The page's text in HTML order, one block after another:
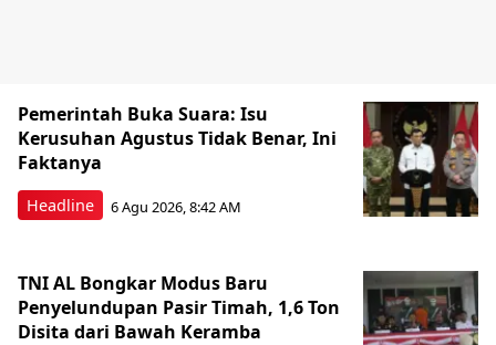
Headline
Pemerintah Buka Suara: Isu
Kerusuhan Agustus Tidak Benar, Ini
Faktanya
6 Agu 2026, 8:42 AM
TNI AL Bongkar Modus Baru
Penyelundupan Pasir Timah, 1,6 Ton
Disita dari Bawah Keramba